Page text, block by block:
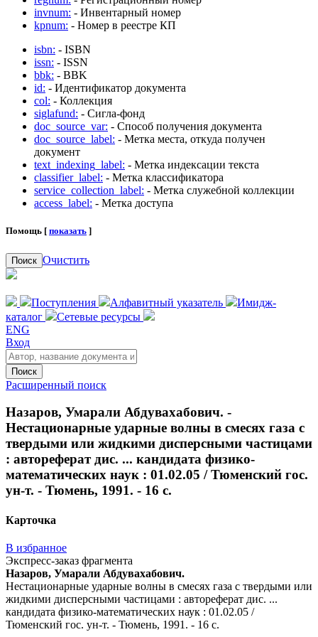
invnum: - Инвентарный номер
kpnum: - Номер в реестре КП
isbn: - ISBN
issn: - ISSN
bbk: - BBK
id: - Идентификатор документа
col: - Коллекция
siglafund: - Сигла-фонд
doc_source_var: - Способ получения документа
doc_source_label: - Метка места, откуда получен
документ
text_indexing_label: - Метка индексации текста
classifier_label: - Метка классификатора
service_collection_label: - Метка служебной коллекции
access_label: - Метка доступа
Помощь [ показать ]
Поиск Очистить
Поступления Алфавитный указатель
Имидж-
каталог
Сетевые ресурсы
ENG
Вход
Поиск
Расширенный поиск
Назаров, Умарали Абдувахабович. -
Нестационарные ударные волны в смесях газа с
твердыми или жидкими дисперсными частицами
: автореферат дис. ... кандидата физико-
математических наук : 01.02.05 / Тюменский гос.
ун-т. - Тюмень, 1991. - 16 с.
Карточка
В избранное
Экспресс-заказ фрагмента
Назаров, Умарали Абдувахабович.
Нестационарные ударные волны в смесях газа с твердыми или
жидкими дисперсными частицами : автореферат дис. ...
кандидата физико-математических наук : 01.02.05 /
Тюменский гос. ун-т. - Тюмень, 1991. - 16 с.